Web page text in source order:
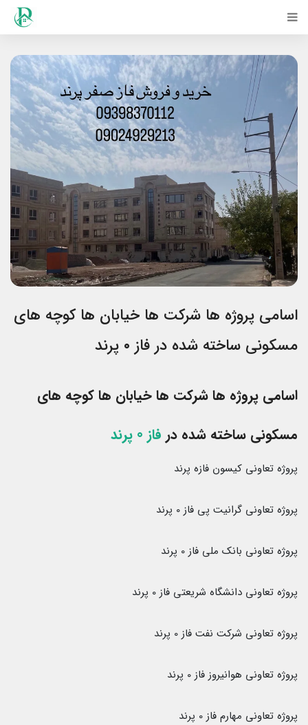
اسامی پروژه ها شرکت ها خیابان ها کوچه های
مسکونی ساخته شده در فاز ۰ پرند
اسامی پروژه ها شرکت ها خیابان ها کوچه های
مسکونی ساخته شده در فاز 0 پرند
پروژه تعاونی کیسون فازه پرند
پروژه تعاونی گرانیت پی فاز 0 پرند
پروژه تعاونی بانک ملی فاز 0 پرند
پروژه تعاونی دانشگاه شریعتی فاز 0 پرند
پروژه تعاونی شرکت نفت فاز 0 پرند
پروژه تعاونی هوانیروز فاز 0 پرند
پروژه تعاونی مهارم فاز 0 پرند